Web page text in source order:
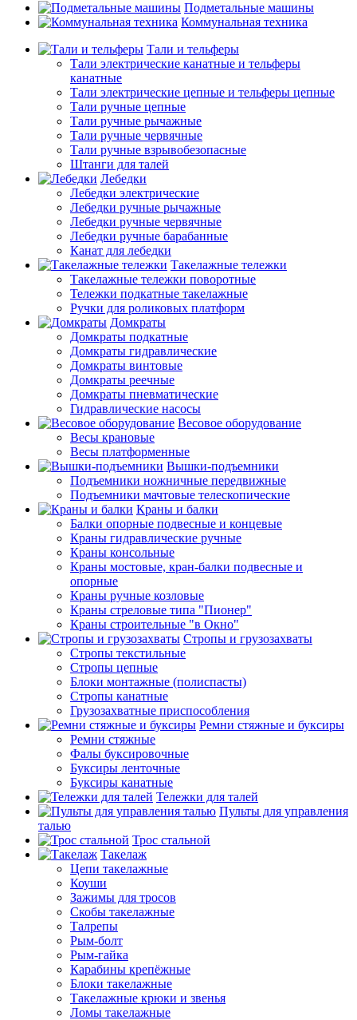
Подметальные машины
Коммунальная техника
Тали и тельферы
Тали электрические канатные и тельферы
канатные
Тали электрические цепные и тельферы цепные
Тали ручные цепные
Тали ручные рычажные
Тали ручные червячные
Тали ручные взрывобезопасные
Штанги для талей
Лебедки
Лебедки электрические
Лебедки ручные рычажные
Лебедки ручные червячные
Лебедки ручные барабанные
Канат для лебедки
Такелажные тележки
Такелажные тележки поворотные
Тележки подкатные такелажные
Ручки для роликовых платформ
Домкраты
Домкраты подкатные
Домкраты гидравлические
Домкраты винтовые
Домкраты реечные
Домкраты пневматические
Гидравлические насосы
Весовое оборудование
Весы крановые
Весы платформенные
Вышки-подъемники
Подъемники ножничные передвижные
Подъемники мачтовые телескопические
Краны и балки
Балки опорные подвесные и концевые
Краны гидравлические ручные
Краны консольные
Краны мостовые, кран-балки подвесные и
опорные
Краны ручные козловые
Краны стреловые типа "Пионер"
Краны строительные "в Окно"
Стропы и грузозахваты
Стропы текстильные
Стропы цепные
Блоки монтажные (полиспасты)
Стропы канатные
Грузозахватные приспособления
Ремни стяжные и буксиры
Ремни стяжные
Фалы буксировочные
Буксиры ленточные
Буксиры канатные
Тележки для талей
Пульты для управления
талью
Трос стальной
Такелаж
Цепи такелажные
Коуши
Зажимы для тросов
Скобы такелажные
Талрепы
Рым-болт
Рым-гайка
Карабины крепёжные
Блоки такелажные
Такелажные крюки и звенья
Ломы такелажные